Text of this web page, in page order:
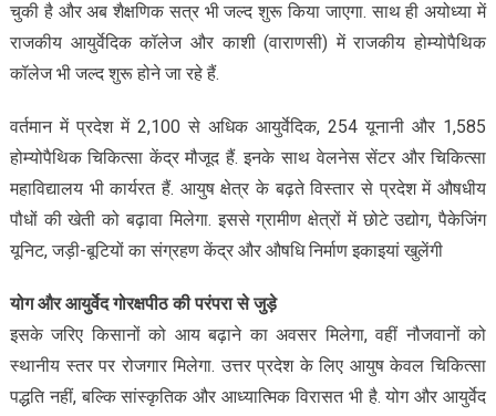
चुकी है और अब शैक्षणिक सत्र भी जल्द शुरू किया जाएगा. साथ ही अयोध्या में
राजकीय आयुर्वेदिक कॉलेज और काशी (वाराणसी) में राजकीय होम्योपैथिक
कॉलेज भी जल्द शुरू होने जा रहे हैं.
वर्तमान में प्रदेश में 2,100 से अधिक आयुर्वेदिक, 254 यूनानी और 1,585
होम्योपैथिक चिकित्सा केंद्र मौजूद हैं. इनके साथ वेलनेस सेंटर और चिकित्सा
महाविद्यालय भी कार्यरत हैं. आयुष क्षेत्र के बढ़ते विस्तार से प्रदेश में औषधीय
पौधों की खेती को बढ़ावा मिलेगा. इससे ग्रामीण क्षेत्रों में छोटे उद्योग, पैकेजिंग
यूनिट, जड़ी-बूटियों का संग्रहण केंद्र और औषधि निर्माण इकाइयां खुलेंगी
योग और आयुर्वेद गोरक्षपीठ की परंपरा से जुड़े
इसके जरिए किसानों को आय बढ़ाने का अवसर मिलेगा, वहीं नौजवानों को
स्थानीय स्तर पर रोजगार मिलेगा. उत्तर प्रदेश के लिए आयुष केवल चिकित्सा
पद्धति नहीं, बल्कि सांस्कृतिक और आध्यात्मिक विरासत भी है. योग और आयुर्वेद